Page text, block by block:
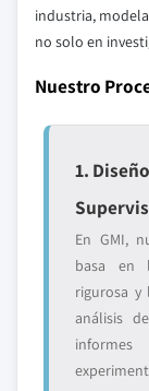
industria,
no solo en
Nuestro
1.
En GMI,
basa en
rigurosa y
análisis